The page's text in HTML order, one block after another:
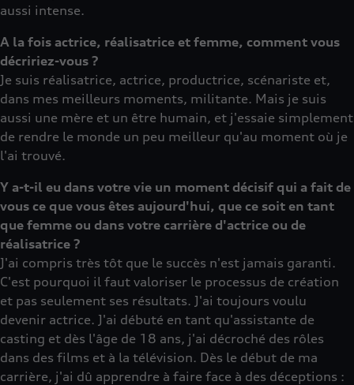
aussi intense.
A la fois actrice, réalisatrice et femme, comment vous
décririez-vous ?
Je suis réalisatrice, actrice, productrice, scénariste et,
dans mes meilleurs moments, militante. Mais je suis
aussi une mère et un être humain, et j'essaie simplement
de rendre le monde un peu meilleur qu'au moment où je
l'ai trouvé.
Y a-t-il eu dans votre vie un moment décisif qui a fait de
vous ce que vous êtes aujourd'hui, que ce soit en tant
que femme ou dans votre carrière d'actrice ou de
réalisatrice ?
J'ai compris très tôt que le succès n'est jamais garanti.
C'est pourquoi il faut valoriser le processus de création
et pas seulement ses résultats. J'ai toujours voulu
devenir actrice. J'ai débuté en tant qu'assistante de
casting et dès l'âge de 18 ans, j'ai décroché des rôles
dans des films et à la télévision. Dès le début de ma
carrière, j'ai dû apprendre à faire face à des déceptions :